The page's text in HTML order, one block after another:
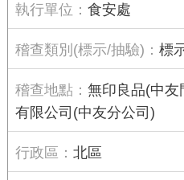
食安處
標
無印良品(中友
有限公司(中友分公司)
北區